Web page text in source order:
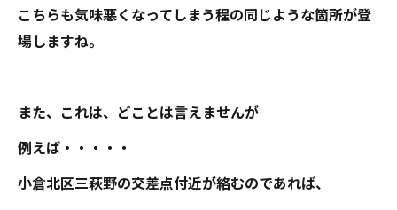
こちらも気味悪くなってしまう程の同じような箇所が登
場しますね。
また、これは、どことは言えませんが
例えば・・・・・
小倉北区三萩野の交差点付近が絡むのであれば、